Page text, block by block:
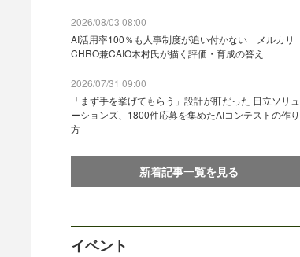
2026/08/03 08:00
AI活用率100％も人事制度が追い付かない メルカリ
CHRO兼CAIO木村氏が描く評価・育成の答え
2026/07/31 09:00
「まず手を挙げてもらう」設計が肝だった 日立ソリュ
ーションズ、1800件応募を集めたAIコンテストの作り
方
新着記事一覧を見る
イベント